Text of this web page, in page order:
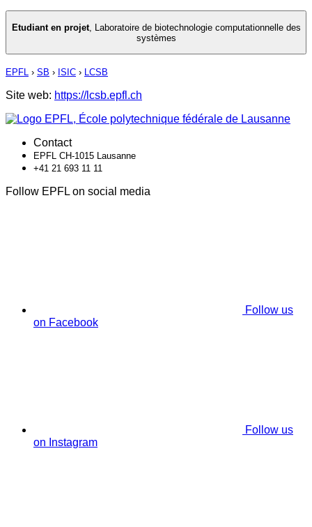
Etudiant en projet, Laboratoire de biotechnologie computationnelle des
systèmes
EPFL › SB › ISIC › LCSB
Site web: https://lcsb.epfl.ch
Contact
EPFL CH-1015 Lausanne
+41 21 693 11 11
Follow EPFL on social media
Follow us
on Facebook
Follow us
on Instagram